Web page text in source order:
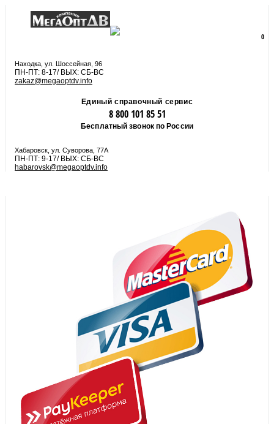
0
Находка, ул. Шоссейная, 96
ПН-ПТ: 8-17/ ВЫХ: СБ-ВС
zakaz@megaoptdv.info
Единый справочный сервис
8 800 101 85 51
Бесплатный звонок по России
Хабаровск, ул. Суворова, 77А
ПН-ПТ: 9-17/ ВЫХ: СБ-ВС
habarovsk@megaoptdv.info